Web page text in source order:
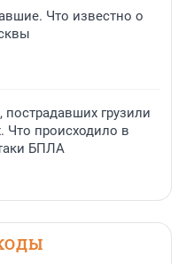
Что известно о
пострадавших грузили
Что происходило в
БПЛА